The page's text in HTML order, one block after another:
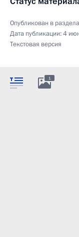
Опубликован в
Дата публикации:4
Текстовая версия
1